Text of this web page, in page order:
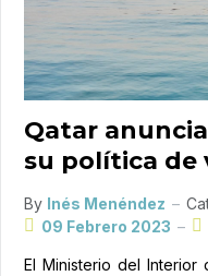
Qatar
su política de
By Inés Menéndez
09 Febrero 2023
El Ministerio del Interior